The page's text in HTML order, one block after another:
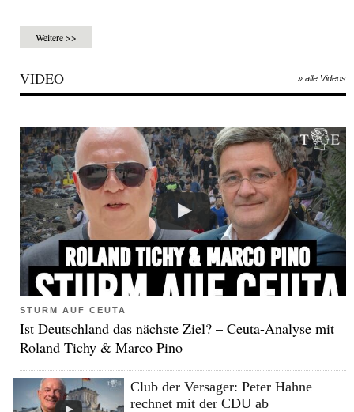
Weitere >>
VIDEO » alle Videos
STURM AUF CEUTA
Ist Deutschland das nächste Ziel? – Ceuta-Analyse mit
Roland Tichy & Marco Pino
Club der Versager: Peter Hahne
rechnet mit der CDU ab